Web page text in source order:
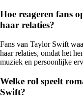
Hoe reageren fans
haar relaties?
Fans van Taylor Swift
haar relaties, omdat het
muziek en persoonlijke
Welke rol speelt
Swift?